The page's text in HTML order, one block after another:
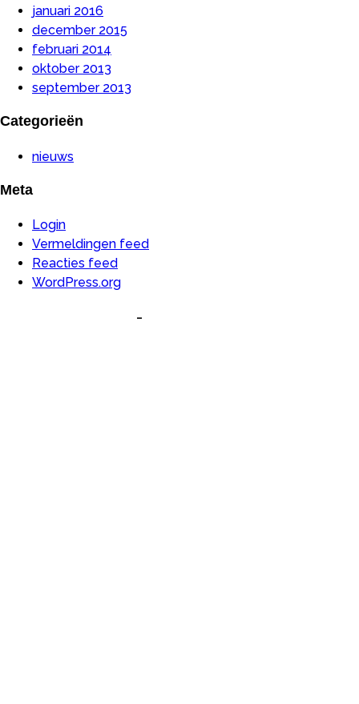
januari 2016
december 2015
februari 2014
oktober 2013
september 2013
Categorieën
nieuws
Meta
Login
Vermeldingen feed
Reacties feed
WordPress.org
-